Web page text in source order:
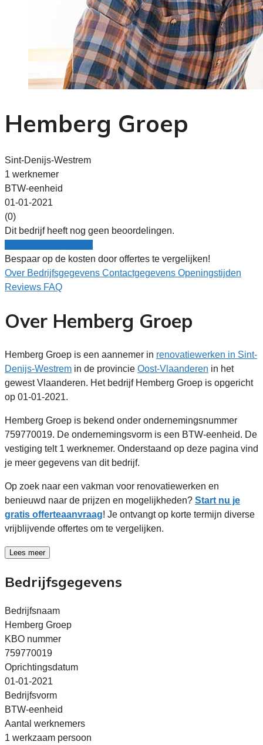
Hemberg Groep
Sint-Denijs-Westrem
1 werknemer
BTW-eenheid
01-01-2021
(0)
Dit bedrijf heeft nog geen beoordelingen.
Bespaar op de kosten door offertes te vergelijken!
Over Bedrijfsgegevens Contactgegevens Openingstijden
Reviews FAQ
Over Hemberg Groep
Hemberg Groep is een aannemer in renovatiewerken in Sint-
Denijs-Westrem in de provincie Oost-Vlaanderen in het
gewest Vlaanderen. Het bedrijf Hemberg Groep is opgericht
op 01-01-2021.
Hemberg Groep is bekend onder ondernemingsnummer
759770019. De ondernemingsvorm is een BTW-eenheid. De
vestiging telt 1 werknemer. Onderstaand op deze pagina vind
je meer gegevens van dit bedrijf.
Op zoek naar een vakman voor renovatiewerken en
benieuwd naar de prijzen en mogelijkheden? Start nu je
gratis offerteaanvraag! Je ontvangt op korte termijn diverse
vrijblijvende offertes om te vergelijken.
Lees meer
Bedrijfsgegevens
Bedrijfsnaam
Hemberg Groep
KBO nummer
759770019
Oprichtingsdatum
01-01-2021
Bedrijfsvorm
BTW-eenheid
Aantal werknemers
1 werkzaam persoon